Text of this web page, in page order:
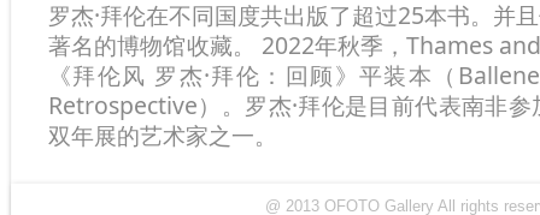
罗杰·拜伦在不同国度共出版了超过25本书。并
著名的博物馆收藏。 2022年秋季，Thames
《拜伦风 罗杰·拜伦：回顾》平装本（
Retrospective）。罗杰·拜伦是目前代表南非
双年展的艺术家之一。
@ 2013 OFOTO Gallery All rights